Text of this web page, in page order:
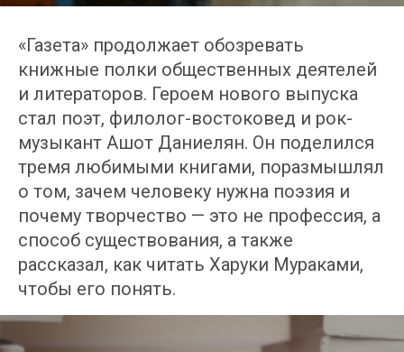
«Газета» продолжает обозревать
книжные полки общественных деятелей
и литераторов. Героем нового выпуска
стал поэт, филолог-востоковед и рок-
музыкант Ашот Даниелян. Он поделился
тремя любимыми книгами, поразмышлял
о том, зачем человеку нужна поэзия и
почему творчество — это не профессия, а
способ существования, а также
рассказал, как читать Харуки Мураками,
чтобы его понять.